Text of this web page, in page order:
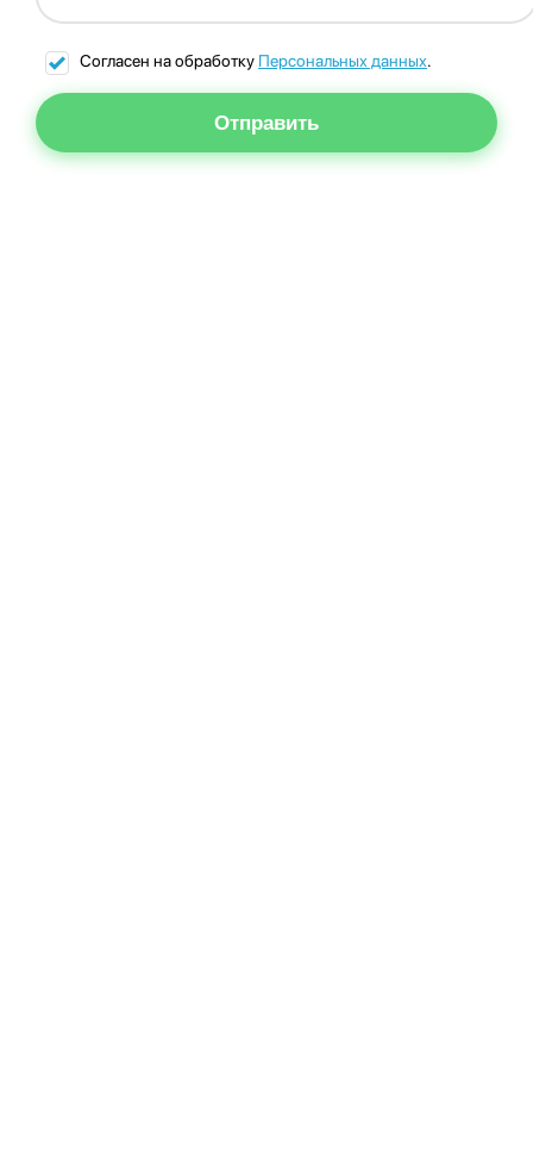
Согласен на обработку Персональных данных.
Отправить